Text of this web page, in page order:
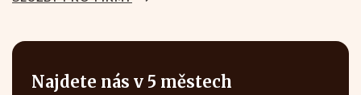
Najdete nás v 5 městech